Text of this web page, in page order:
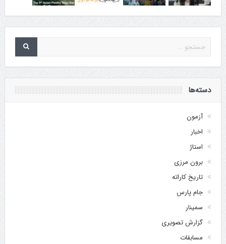
دسته‌ها
آزمون
اخبار
استاژ
برون مرزی
تاریخ کاراته
جام پارس
سمینار
گزارش تصویری
مسابقات